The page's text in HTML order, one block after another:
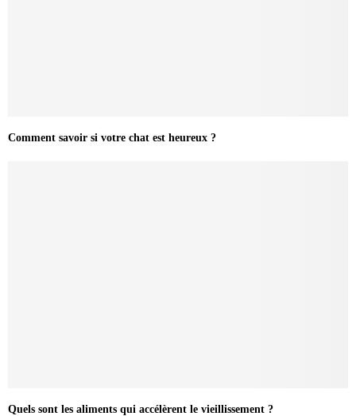
Comment savoir si votre chat est heureux ?
Quels sont les aliments qui accélèrent le vieillissement ?